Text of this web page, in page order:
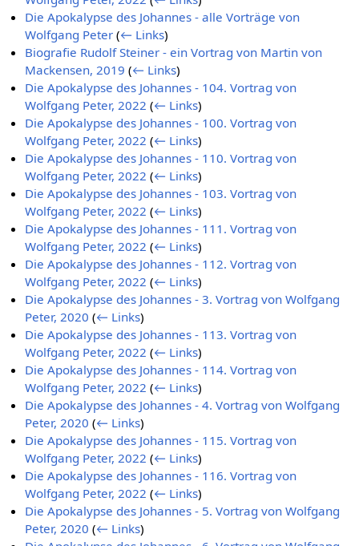
Die Apokalypse des Johannes - alle Vorträge von
Wolfgang Peter (← Links)
Biografie Rudolf Steiner - ein Vortrag von Martin von
Mackensen, 2019 (← Links)
Die Apokalypse des Johannes - 104. Vortrag von
Wolfgang Peter, 2022 (← Links)
Die Apokalypse des Johannes - 100. Vortrag von
Wolfgang Peter, 2022 (← Links)
Die Apokalypse des Johannes - 110. Vortrag von
Wolfgang Peter, 2022 (← Links)
Die Apokalypse des Johannes - 103. Vortrag von
Wolfgang Peter, 2022 (← Links)
Die Apokalypse des Johannes - 111. Vortrag von
Wolfgang Peter, 2022 (← Links)
Die Apokalypse des Johannes - 112. Vortrag von
Wolfgang Peter, 2022 (← Links)
Die Apokalypse des Johannes - 3. Vortrag von Wolfgang
Peter, 2020 (← Links)
Die Apokalypse des Johannes - 113. Vortrag von
Wolfgang Peter, 2022 (← Links)
Die Apokalypse des Johannes - 114. Vortrag von
Wolfgang Peter, 2022 (← Links)
Die Apokalypse des Johannes - 4. Vortrag von Wolfgang
Peter, 2020 (← Links)
Die Apokalypse des Johannes - 115. Vortrag von
Wolfgang Peter, 2022 (← Links)
Die Apokalypse des Johannes - 116. Vortrag von
Wolfgang Peter, 2022 (← Links)
Die Apokalypse des Johannes - 5. Vortrag von Wolfgang
Peter, 2020 (← Links)